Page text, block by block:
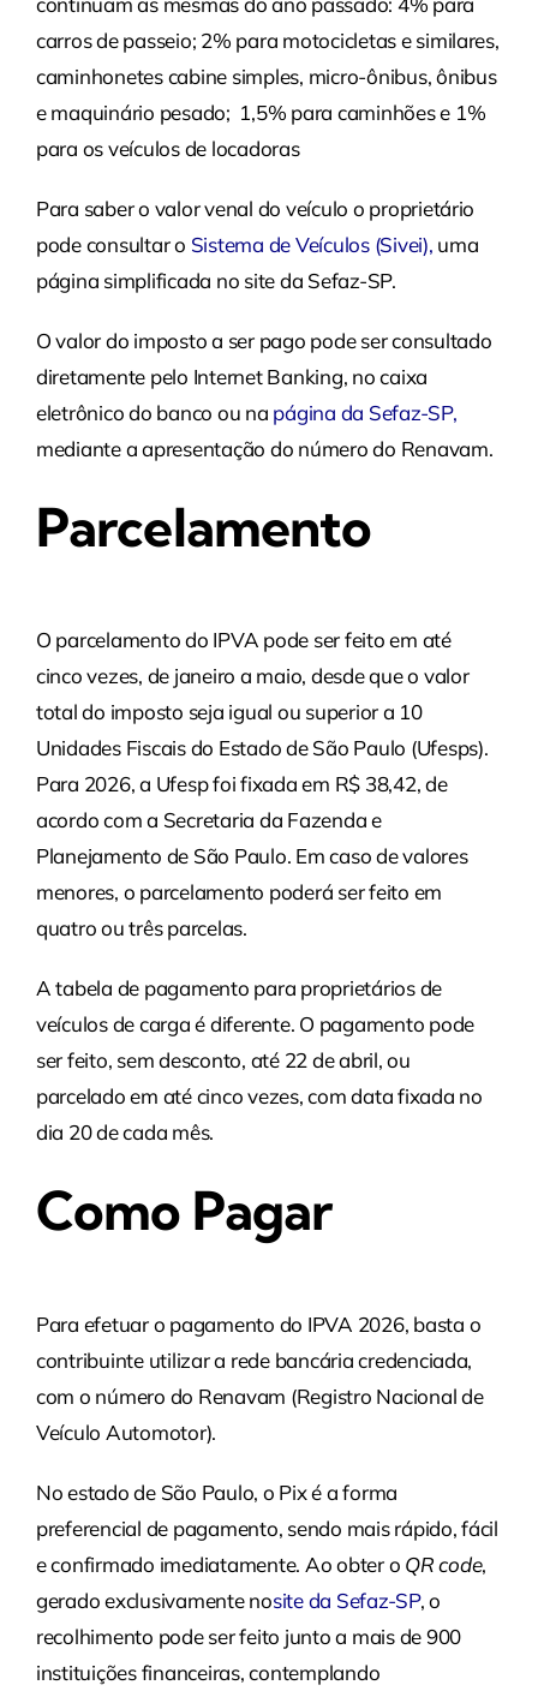
carros de passeio; 2% para motocicletas e similares,
caminhonetes cabine simples, micro-ônibus, ônibus
e maquinário pesado; 1,5% para caminhões e 1%
para os veículos de locadoras
Para saber o valor venal do veículo o proprietário
pode consultar o Sistema de Veículos (Sivei), uma
página simplificada no site da Sefaz-SP.
O valor do imposto a ser pago pode ser consultado
diretamente pelo Internet Banking, no caixa
eletrônico do banco ou na página da Sefaz-SP,
mediante a apresentação do número do Renavam.
Parcelamento
O parcelamento do IPVA pode ser feito em até
cinco vezes, de janeiro a maio, desde que o valor
total do imposto seja igual ou superior a 10
Unidades Fiscais do Estado de São Paulo (Ufesps).
Para 2026, a Ufesp foi fixada em R$ 38,42, de
acordo com a Secretaria da Fazenda e
Planejamento de São Paulo. Em caso de valores
menores, o parcelamento poderá ser feito em
quatro ou três parcelas.
A tabela de pagamento para proprietários de
veículos de carga é diferente. O pagamento pode
ser feito, sem desconto, até 22 de abril, ou
parcelado em até cinco vezes, com data fixada no
dia 20 de cada mês.
Como Pagar
Para efetuar o pagamento do IPVA 2026, basta o
contribuinte utilizar a rede bancária credenciada,
com o número do Renavam (Registro Nacional de
Veículo Automotor).
No estado de São Paulo, o Pix é a forma
preferencial de pagamento, sendo mais rápido, fácil
e confirmado imediatamente. Ao obter o QR code,
gerado exclusivamente nosite da Sefaz-SP, o
recolhimento pode ser feito junto a mais de 900
instituições financeiras, contemplando